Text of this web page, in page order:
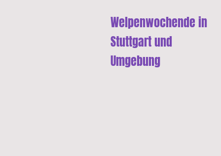
Welpenwochende in
Stuttgart und
Umgebung